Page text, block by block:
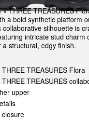
× THREE TREASURES
a bold synthetic platform
silhouette is
intricate stud charm
structural, edgy finish.
TREASURES Flora
TREASURES
upper
closure